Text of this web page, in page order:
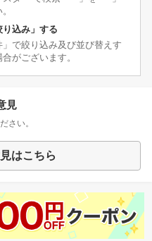
込み」する
で絞り込み及び並び替えす
がございます。
見
さい。
はこちら